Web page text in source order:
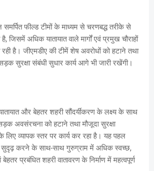
समर्पित फील्ड टीमों के माध्यम से चरणबद्ध तरीके से
जिसमें अधिक यातायात वाले मार्गों एवं प्रमुख चौराहों
रही है। जीएमडीए की टीमें शेष अवरोधों को हटाने तथा
सड़क सुरक्षा संबंधी सुधार कार्य आगे भी जारी रखेंगी।
और बेहतर शहरी सौंदर्यीकरण के लक्ष्य के साथ
अवसंरचना को हटाने तथा मौजूदा सुरक्षा
व्यापक स्तर पर कार्य कर रहा है। यह पहल
सुदृढ़ करने के साथ-साथ गुरुग्राम में अधिक स्वच्छ,
प्रबंधित शहरी वातावरण के निर्माण में महत्वपूर्ण